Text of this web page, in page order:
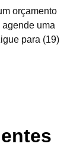
orçamento
agende uma
para (19)